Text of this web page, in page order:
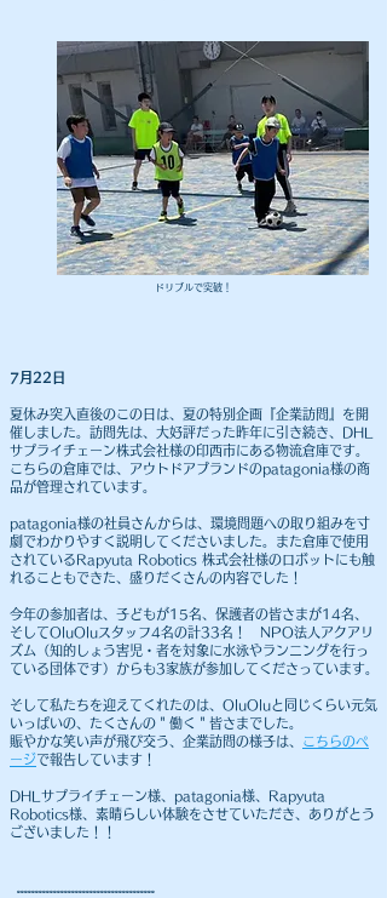
​ドリブルで突破！
7月22日
夏休み突入直後のこの日は、夏の特別企画『企業訪問』を開
催しました。 訪問先は、大好評だった昨年に引き続き、DHL
サプライチェーン株式会社様の印西市にある物流倉庫です。
こちらの倉庫では、アウトドアブランドのpatagonia様の商
品が管理されています。
patagonia様の社員さんからは、環境問題への取り組みを寸
劇でわかりやすく説明してくださいました。また倉庫で使用
されているRapyuta Robotics 株式会社様のロボットにも触
れることもできた、盛りだくさんの内容でした！
今年の参加者は、子どもが15名、保護者の皆さまが14名、
そしてOluOluスタッフ4名の計33名！ NPO法人アクアリ
ズム（知的しょう害児・者を対象に水泳やランニングを行っ
ている団体です）からも3家族が参加してくださっています。
そして私たちを迎えてくれたのは、OluOluと同じくらい元気
いっぱいの、たくさんの＂働く＂皆さまでした。
​​​賑やかな笑い声が飛び交う、企業訪問の様子は、 こちらのペ
ージで報告しています！
DHLサプライチェーン様、patagonia様、Rapyuta
Robotics様、素晴らしい体験をさせていただき、ありがとう
ございました！！
⚽️⚽️⚽️⚽️⚽️⚽️⚽️⚽️⚽️⚽️⚽️⚽️⚽️⚽️⚽️⚽️⚽️⚽️⚽️⚽️⚽️⚽️⚽️⚽️⚽️⚽️⚽️⚽️⚽️⚽️⚽️⚽️⚽️⚽️⚽️⚽️⚽️⚽️